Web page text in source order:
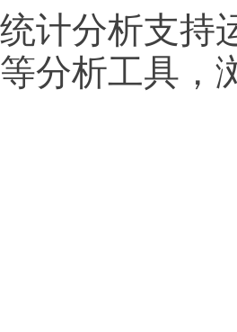
统计分析支持
等分析工具，